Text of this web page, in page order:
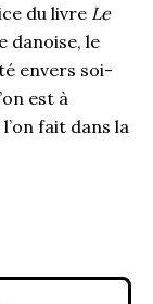
du livre Le
danoise, le
envers soi-
est à
fait dans la